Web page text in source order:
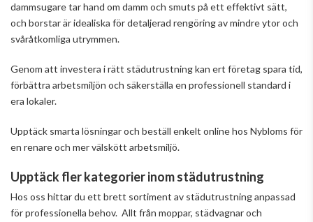
dammsugare tar hand om damm och smuts på ett effektivt sätt,
och borstar är idealiska för detaljerad rengöring av mindre ytor och
svåråtkomliga utrymmen.
Genom att investera i rätt städutrustning kan ert företag spara tid,
förbättra arbetsmiljön och säkerställa en professionell standard i
era lokaler.
Upptäck smarta lösningar och beställ enkelt online hos Nybloms för
en renare och mer välskött arbetsmiljö.
Upptäck fler kategorier inom städutrustning
Hos oss hittar du ett brett sortiment av städutrustning anpassad
för professionella behov. Allt från moppar, städvagnar och